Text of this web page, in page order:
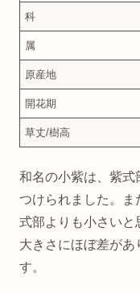
科
属
原産地
開花期
草丈/樹高
和名の小紫は、紫式
つけられました。ま
式部よりも小さいと
大きさにほぼ差が
す。